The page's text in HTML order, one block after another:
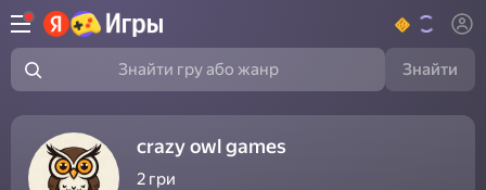
Знайти гру або жанр Знайти
crazy owl games
2 гри